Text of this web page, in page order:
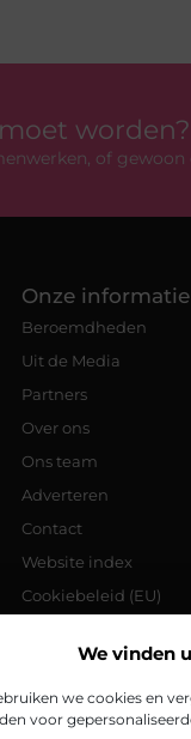
We vinden
we cookies en
voor
worden?
of
Onze informatie
Beroemdheden
Uit de Media
Partners
Over ons
Ons team
Adverteren
Contact
Website index
Cookiebeleid (EU)
betere online
praktische tips en